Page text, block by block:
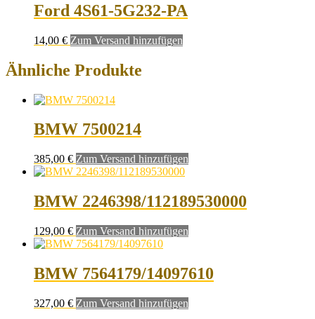
Ford 4S61-5G232-PA
14,00 € Zum Versand hinzufügen
Ähnliche Produkte
BMW 7500214
385,00 € Zum Versand hinzufügen
BMW 2246398/112189530000
129,00 € Zum Versand hinzufügen
BMW 7564179/14097610
327,00 € Zum Versand hinzufügen